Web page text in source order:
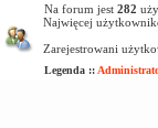
Na forum jest 282
Najwięcej
Zarejestrowani
Legenda ::